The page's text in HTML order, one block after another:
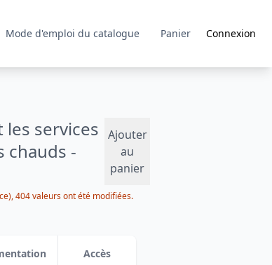
Mode d'emploi du catalogue Panier Connexion
services
chauds -
Ajouter
au
panier
404 valeurs ont été modifiées.
Accès